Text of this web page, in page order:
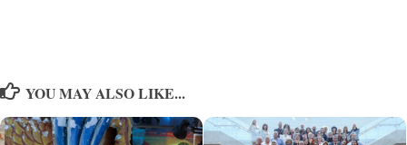
YOU MAY ALSO LIKE...